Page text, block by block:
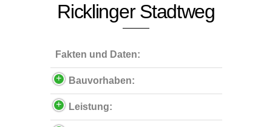
Ricklinger Stadtweg
Fakten und Daten:
Bauvorhaben:
Leistung: